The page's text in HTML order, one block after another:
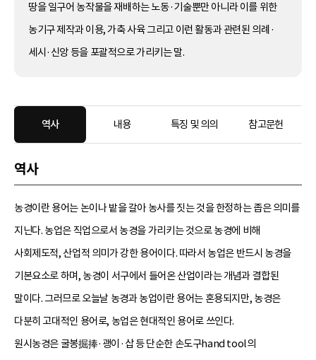
땅을 일구어 농작물을 재배하는 노동·기술뿐만 아니라 이를 위한
농기구 제작과 이용, 가축 사육 그리고 이런 활동과 관련된 의례·
세시·신앙 등을 포괄적으로 가리키는 말.
역사 내용 특징 및 의의 참고문헌
역사
농경이란 용어는 논이나 밭을 갈아 농사를 짓는 것을 한정하는 좁은 의미를
지닌다. 농업은 직업으로서 농경을 가리키는 것으로 농경에 비해
사회제도적, 산업적 의미가 강한 용어이다. 따라서 농업은 반드시 농경을
기본요소로 하며, 농경이 서구에서 들어온 산업이라는 개념과 결합된
말이다. 그러므로 오늘날 농경과 농업이란 용어는 혼용되지만, 농경은
다분히 고대적인 용어로, 농업은 현대적인 용어로 쓰인다.
원시농경은 굴봉掘捧·괭이·삽 등 단순한 손도구hand tool의